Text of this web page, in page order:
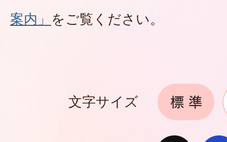
案内」 をご覧ください。
文字サイズ